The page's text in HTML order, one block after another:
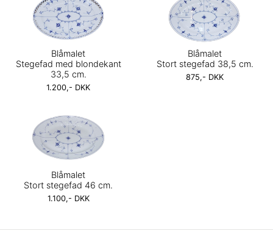
Blåmalet
Stegefad med blondekant
33,5 cm.
1.200,- DKK
Blåmalet
Stort stegefad 38,5 cm.
875,- DKK
Blåmalet
Stort stegefad 46 cm.
1.100,- DKK